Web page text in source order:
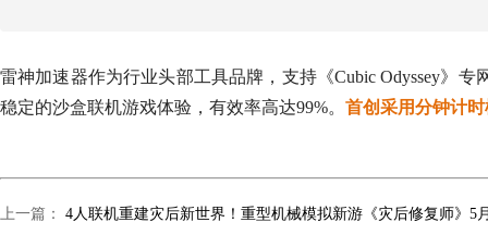
雷神加速器作为行业头部工具品牌，支持《Cubic Odyssey》
稳定的沙盒联机游戏体验，有效率高达99%。 首创采用分钟计
上一篇：